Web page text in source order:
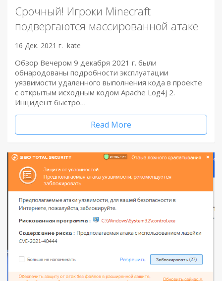
Срочный! Игроки Minecraft
подвергаются массированной атаке
16 Дек. 2021 г. kate
Обзор Вечером 9 декабря 2021 г. были
обнародованы подробности эксплуатации
уязвимости удаленного выполнения кода в проекте
с открытым исходным кодом Apache Log4j 2.
Инцидент быстро…
Read More